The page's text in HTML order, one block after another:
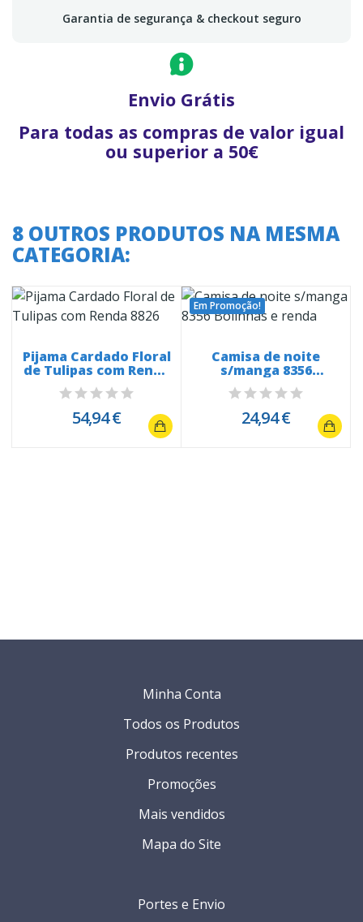
Garantia de segurança & checkout seguro
Envio Grátis
Para todas as compras de valor igual
ou superior a 50€
8 OUTROS PRODUTOS NA MESMA
CATEGORIA:
Pijama Cardado Floral
de Tulipas com Renda
8826
54,94 €
Em Promoção!
Camisa de noite
s/manga 8356
Bolinhas e renda
24,94 €
Portes e Envio
Minha Conta
Todos os Produtos
Produtos recentes
Promoções
Mais vendidos
Mapa do Site